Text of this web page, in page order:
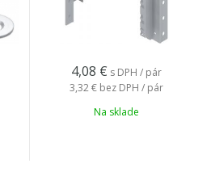
4,08 € s DPH / pár
3,32 € bez DPH / pár
Na sklade